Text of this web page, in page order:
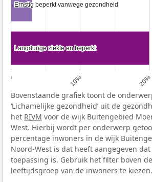
0% 10% 20%
Ernstig beperkt vanwege gezondheid
Ernstig beperkt vanwege gezondheid
Langdurige ziekte en beperkt
Langdurige ziekte en beperkt
Bovenstaande grafiek toont de
‘Lichamelijke gezondheid’ uit de
het RIVM voor de wijk Buitengebied
West. Hierbij wordt per onderwerp
percentage inwoners in de wijk
Noord-West is dat heeft aangegeven
toepassing is. Gebruik het filter boven
leeftijdsgroep van de inwoners te kiezen.